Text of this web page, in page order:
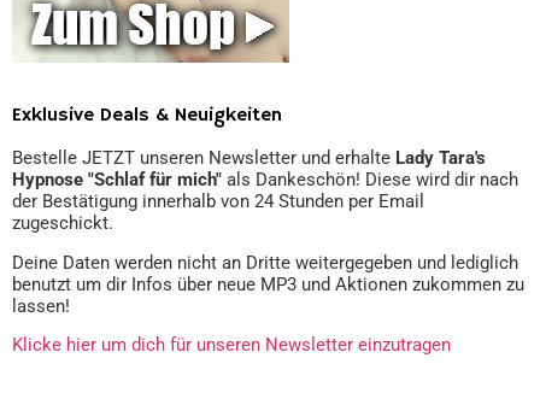
Exklusive Deals & Neuigkeiten
Bestelle JETZT unseren Newsletter und erhalte Lady Tara's
Hypnose "Schlaf für mich" als Dankeschön! Diese wird dir nach
der Bestätigung innerhalb von 24 Stunden per Email
zugeschickt.
Deine Daten werden nicht an Dritte weitergegeben und lediglich
benutzt um dir Infos über neue MP3 und Aktionen zukommen zu
lassen!
Klicke hier um dich für unseren Newsletter einzutragen